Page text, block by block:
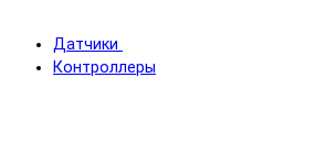
Датчики
Контроллеры